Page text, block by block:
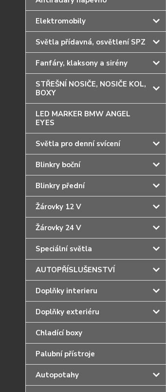
Elektromobily
Světla přídavná, osvětlení SPZ
Fanfáry, klaksony a sirény
STŘEŠNÍ NOSIČE, NOSIČE KOL,
BOXY
LED MARKER BMW ANGEL
EYES
Světla pro denní svícení
Blinkry boční
Blinkry přední
Žárovky 12 V
Žárovky 24 V
Speciální světla
AUTOPŘÍSLUŠENSTVÍ
Doplňky interieru
Doplňky exteriéru
Chladící boxy
Palubní přístroje
Autopotahy